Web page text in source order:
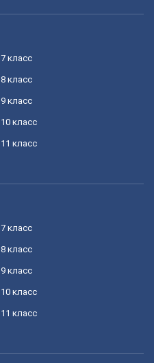
7 класс
8 класс
9 класс
10 класс
11 класс
7 класс
8 класс
9 класс
10 класс
11 класс